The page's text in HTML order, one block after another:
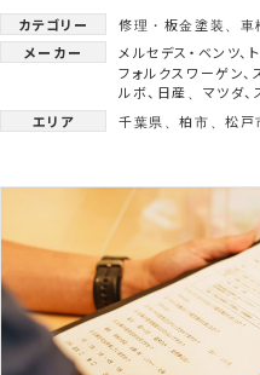
カテゴリー 修理・板金塗装
車
メーカー
メルセデス・ベンツ、
フォルクスワーゲン、
ルボ、 日産 、 マツダ、
エリア
千葉県 、柏市 、松戸